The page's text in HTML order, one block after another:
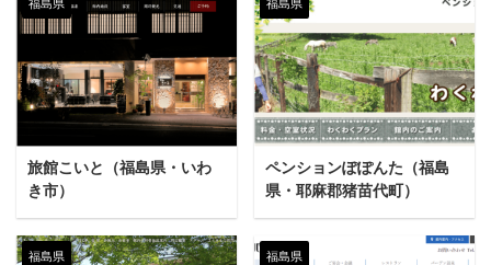
福島県
旅館こいと（福島県・いわ
き市）
福島県
ペンションぽぽんた（福島
県・耶麻郡猪苗代町）
福島県 福島県